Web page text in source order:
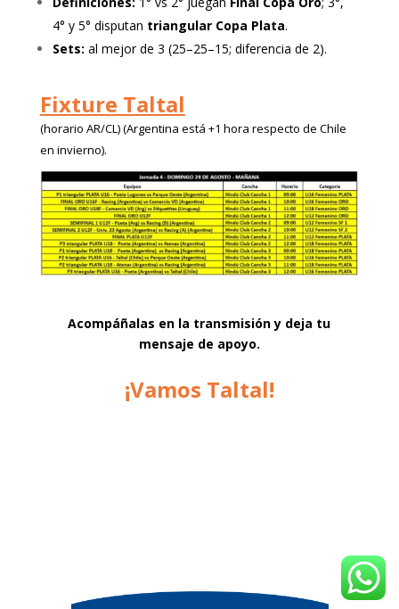
4° y 5° disputan triangular Copa Plata.
Sets: al mejor de 3 (25–25–15; diferencia de 2).
Fixture Taltal
(horario AR/CL) (Argentina está +1 hora respecto de Chile
en invierno).
Acompáñalas en la transmisión y deja tu
mensaje de apoyo.
¡Vamos Taltal!